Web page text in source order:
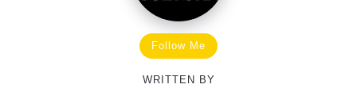
Follow Me
WRITTEN BY